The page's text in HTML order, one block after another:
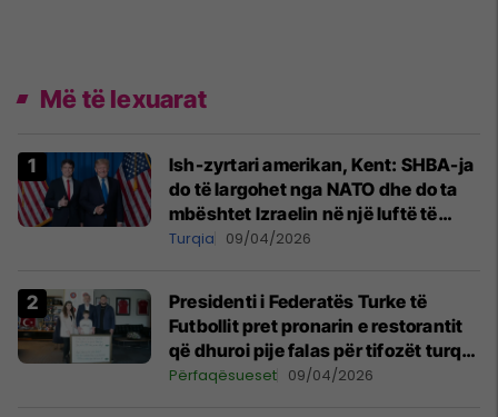
Më të lexuarat
Ish-zyrtari amerikan, Kent: SHBA-ja
do të largohet nga NATO dhe do ta
mbështet Izraelin në një luftë të
mundshme me Turqinë në Siri
Turqia 09/04/2026
Presidenti i Federatës Turke të
Futbollit pret pronarin e restorantit
që dhuroi pije falas për tifozët turq
në Prishtinë
Përfaqësueset 09/04/2026